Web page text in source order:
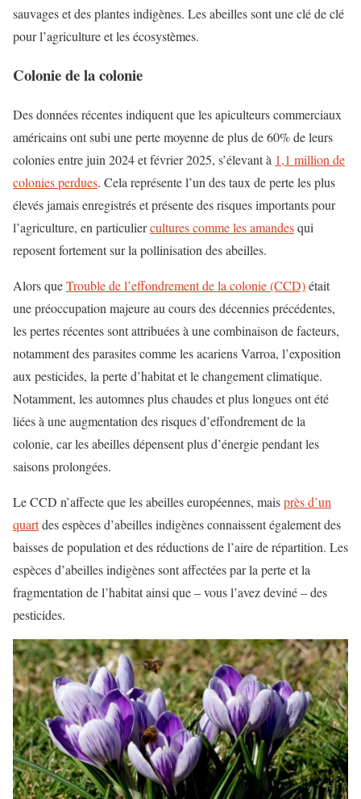
sauvages et des plantes indigènes. Les abeilles sont une clé de clé
pour l’agriculture et les écosystèmes.
Colonie de la colonie
Des données récentes indiquent que les apiculteurs commerciaux
américains ont subi une perte moyenne de plus de 60% de leurs
colonies entre juin 2024 et février 2025, s’élevant à 1,1 million de
colonies perdues. Cela représente l’un des taux de perte les plus
élevés jamais enregistrés et présente des risques importants pour
l’agriculture, en particuliercultures comme les amandesqui
reposent fortement sur la pollinisation des abeilles.
Alors queTrouble de l’effondrement de la colonie (CCD)était
une préoccupation majeure au cours des décennies précédentes,
les pertes récentes sont attribuées à une combinaison de facteurs,
notamment des parasites comme les acariens Varroa, l’exposition
aux pesticides, la perte d’habitat et le changement climatique.
Notamment, les automnes plus chaudes et plus longues ont été
liées à une augmentation des risques d’effondrement de la
colonie, car les abeilles dépensent plus d’énergie pendant les
saisons prolongées.
Le CCD n’affecte que les abeilles européennes, maisprès d’un
quartdes espèces d’abeilles indigènes connaissent également des
baisses de population et des réductions de l’aire de répartition. Les
espèces d’abeilles indigènes sont affectées par la perte et la
fragmentation de l’habitat ainsi que – vous l’avez deviné – des
pesticides.